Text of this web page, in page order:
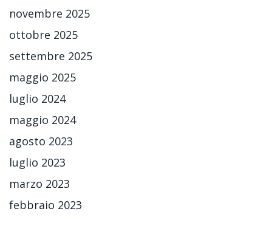
novembre 2025
ottobre 2025
settembre 2025
maggio 2025
luglio 2024
maggio 2024
agosto 2023
luglio 2023
marzo 2023
febbraio 2023